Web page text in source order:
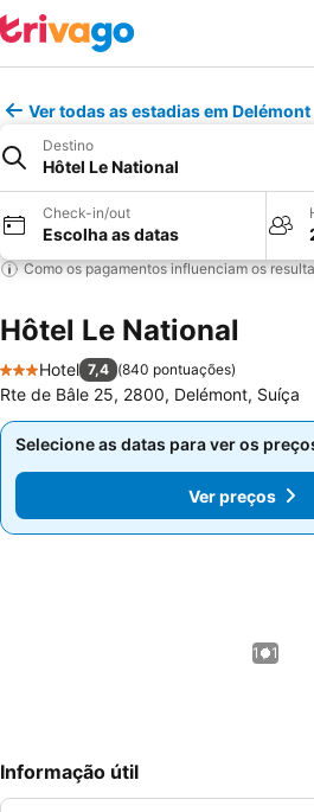
Ver todas as estadias em Delémont
Destino
Hôtel Le National
Check-in/out
Escolha as datas
Como os pagamentos influenciam os
Hôtel Le National
3 Estrelas
Hotel 7,4 (840 pontuações)
Rte de Bâle 25, 2800, Delémont, Suíça
Selecione as datas para ver os
Ver preços
Selecione as datas para ver os
Ver preços
1 / 1
Informação útil